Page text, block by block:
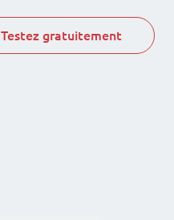
Testez gratuitement